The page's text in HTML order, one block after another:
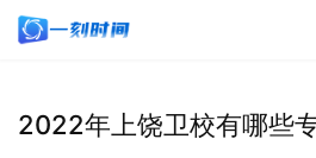
2022年上饶卫校有哪些